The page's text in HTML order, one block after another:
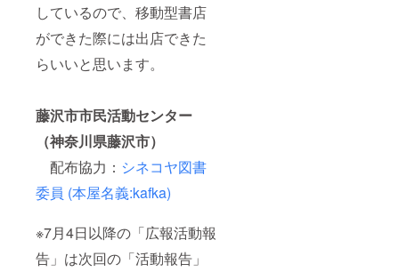
しているので、移動型書店
ができた際には出店できた
らいいと思います。
藤沢市市民活動センター
（神奈川県藤沢市）
配布協力： シネコヤ図書
委員 (本屋名義:kafka)
※7月4日以降の「広報活動報
告」は次回の「活動報告」